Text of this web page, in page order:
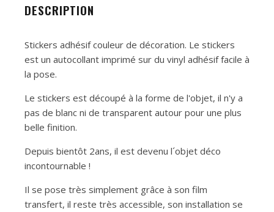
DESCRIPTION
Stickers adhésif couleur de décoration. Le stickers
est un autocollant imprimé sur du vinyl adhésif facile à
la pose.
Le stickers est découpé à la forme de l'objet, il n'y a
pas de blanc ni de transparent autour pour une plus
belle finition.
Depuis bientôt 2ans, il est devenu l´objet déco
incontournable !
Il se pose très simplement grâce à son film
transfert, il reste très accessible, son installation se